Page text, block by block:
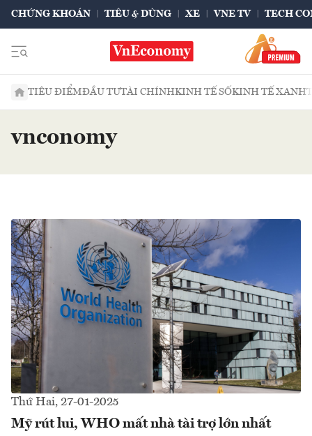
CHỨNG KHOÁN TIÊU & DÙNG XE VNE TV TECH
TIÊU ĐIỂMĐẦU TƯTÀI CHÍNHKINH TẾ SỐKINH TẾ XANH
vnconomy
Thứ Hai, 27-01-2025
Mỹ rút lui, WHO mất nhà tài trợ lớn nhất